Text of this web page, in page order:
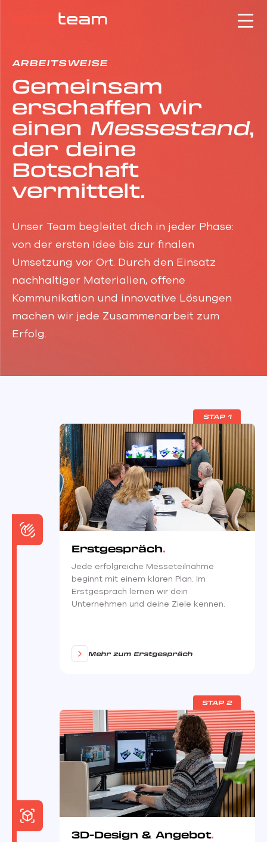
ARBEITSWEISE
Gemeinsam
erschaffen wir
einen Messestand,
der deine
Botschaft
vermittelt.
Unser Team begleitet dich in jeder Phase:
von der ersten Idee bis zur finalen
Umsetzung vor Ort. Durch den Einsatz
nachhaltiger Materialien, offene
Kommunikation und innovative Lösungen
machen wir jede Zusammenarbeit zum
Erfolg.
STAP 1
Erstgespräch
Jede erfolgreiche Messeteilnahme
beginnt mit einem klaren Plan. Im
Erstgespräch lernen wir dein
Unternehmen und deine Ziele kennen.
Mehr zum Erstgespräch
STAP 2
3D-Design & Angebot